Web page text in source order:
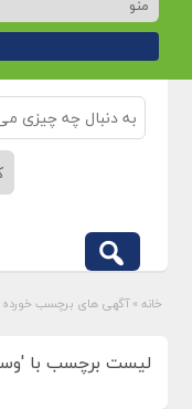
خانه » آگهی های برچسب خورده
لیست برچسب با